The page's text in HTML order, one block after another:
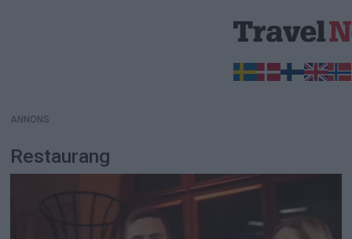
ANNONS
Restaurang